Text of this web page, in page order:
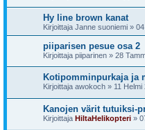
Hy line brown kanat
Kirjoittaja Janne suoniemi »
piiparisen pesue osa 2
Kirjoittaja piiparinen » 28
Kotipomminpurkaja ja
Kirjoittaja awokoch » 11 Helmi
Kanojen värit tutuiksi-
Kirjoittaja HiltaHelikopteri »